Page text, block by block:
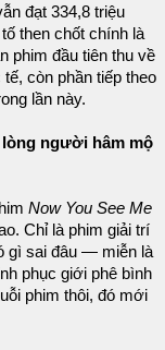
đạt 334,8 triệu
then chốt chính là
phim đầu tiên thu về
còn phần tiếp theo
lần này.
người hâm mộ
Now You See Me
Chỉ là phim giải trí
gì sai đâu — miễn là
phục giới phê bình
phim thôi, đó mới